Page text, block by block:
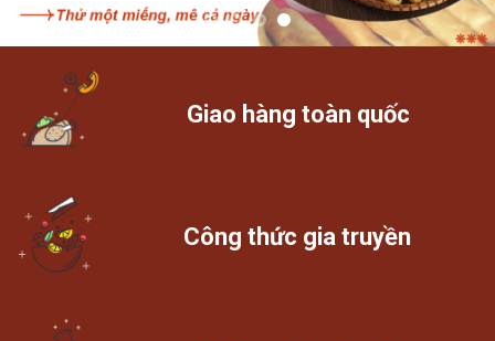
Giao hàng toàn quốc
Công thức gia truyền